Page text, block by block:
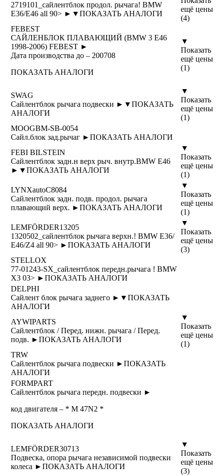
2719101_сайлентблок продол. рычага! BMW
E36/E46 all 90> ► ▼ПОКАЗАТЬ АНАЛОГИ
ещё цены
(4)
FEBEST
САЙЛЕНБЛОК ПЛАВАЮЩИЙ (BMW 3 E46
1998-2006) FEBEST ►
Дата производства до – 200708
ПОКАЗАТЬ АНАЛОГИ
▼
Показать
ещё цены
(1)
SWAG
Сайлентблок рычага подвески ► ▼ПОКАЗАТЬ
АНАЛОГИ
▼
Показать
ещё цены
(1)
MOOGBM-SB-0054
Сайл.блок зад.рычаг ►ПОКАЗАТЬ АНАЛОГИ
FEBI BILSTEIN
Сайлентблок задн.н верх рыч. внутр.BMW E46
► ▼ПОКАЗАТЬ АНАЛОГИ
▼
Показать
ещё цены
(1)
LYNXautoC8084
Сайлентблок задн. подв. продол. рычага
плавающий верх. ►ПОКАЗАТЬ АНАЛОГИ
▼
Показать
ещё цены
(1)
LEMFÖRDER13205
1320502_сайлентблок рычага верхн.! BMW Е36/
Е46/Z4 all 90> ►ПОКАЗАТЬ АНАЛОГИ
▼
Показать
ещё цены
(3)
STELLOX
77-01243-SX_сайлентблок передн.рычага ! BMW
X3 03> ►ПОКАЗАТЬ АНАЛОГИ
DELPHI
Сайлент блок рычага заднего ► ▼ПОКАЗАТЬ
АНАЛОГИ
AYWIPARTS
Сайлентблок / Перед. нижн. рычага / Перед.
подв. ►ПОКАЗАТЬ АНАЛОГИ
▼
Показать
ещё цены
(1)
TRW
Сайлентблок рычага подвески ►ПОКАЗАТЬ
АНАЛОГИ
FORMPART
Сайлентблок рычага передн. подвески ►
код двигателя – * M 47N2 *
ПОКАЗАТЬ АНАЛОГИ
LEMFÖRDER30713
Подвеска, опора рычага независимой подвески
колеса ►ПОКАЗАТЬ АНАЛОГИ
▼
Показать
ещё цены
(3)